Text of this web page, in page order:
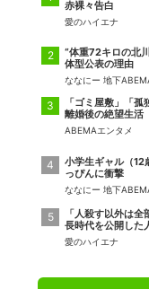
赤裸々告白
愛のハイエナ
“体重72キロの北
体型公表の理由
ななにー 地下
「ゴミ屋敷」「
離婚後の絶望生活
ABEMAエンタメ
小学生ギャル（12
っぴんに衝撃
ななにー 地下
「人殺す以外は
長時代を公開した
愛のハイエナ